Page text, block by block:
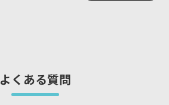
よくある質問